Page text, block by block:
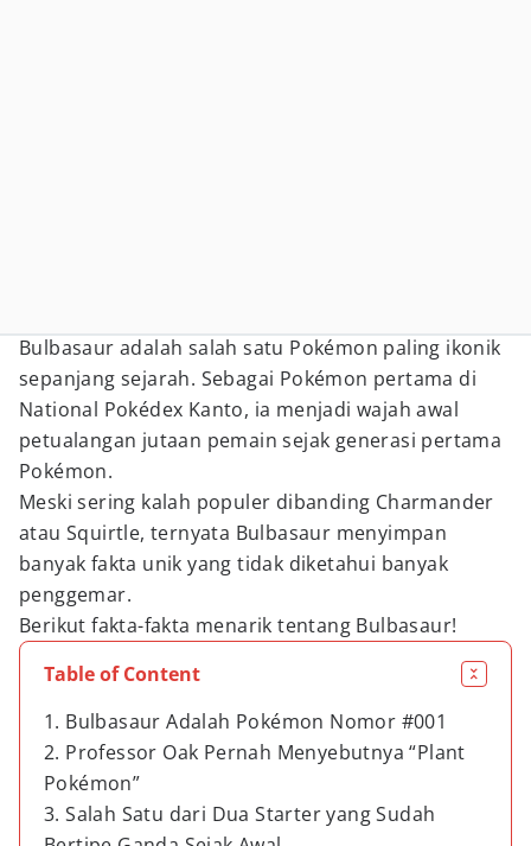
Bulbasaur adalah salah satu Pokémon paling ikonik
sepanjang sejarah. Sebagai Pokémon pertama di
National Pokédex Kanto, ia menjadi wajah awal
petualangan jutaan pemain sejak generasi pertama
Pokémon.
Meski sering kalah populer dibanding Charmander
atau Squirtle, ternyata Bulbasaur menyimpan
banyak fakta unik yang tidak diketahui banyak
penggemar.
Berikut fakta-fakta menarik tentang Bulbasaur!
Table of Content
1. Bulbasaur Adalah Pokémon Nomor #001
2. Professor Oak Pernah Menyebutnya “Plant
Pokémon”
3. Salah Satu dari Dua Starter yang Sudah